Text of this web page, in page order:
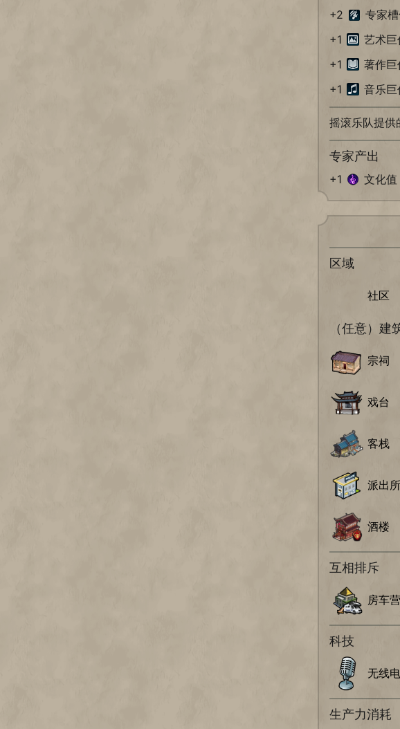
+2
专家
+1
艺术
+1
著作
+1
音乐
摇滚乐队提
专家产出
+1 文化值
区域
社区
（任意）建
宗祠
戏台
客栈
派出所
酒楼
互相排斥
房车
科技
无线电
生产力消耗